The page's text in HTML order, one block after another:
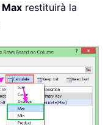
Max restituirà la